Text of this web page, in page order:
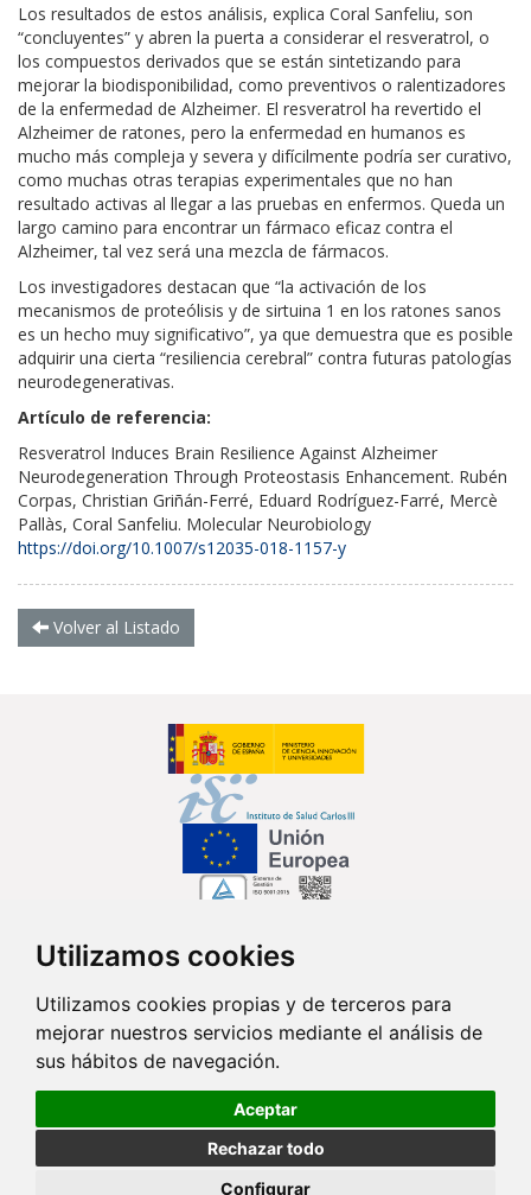
Utilizamos cookies
Utilizamos cookies propias y de terceros para
mejorar nuestros servicios mediante el análisis de
sus hábitos de navegación.
Aceptar
Rechazar todo
Configurar
Los resultados de estos análisis, explica Coral Sanfeliu, son
“concluyentes” y abren la puerta a considerar el resveratrol, o
los compuestos derivados que se están sintetizando para
mejorar la biodisponibilidad, como preventivos o ralentizadores
de la enfermedad de Alzheimer. El resveratrol ha revertido el
Alzheimer de ratones, pero la enfermedad en humanos es
mucho más compleja y severa y difícilmente podría ser curativo,
como muchas otras terapias experimentales que no han
resultado activas al llegar a las pruebas en enfermos. Queda un
largo camino para encontrar un fármaco eficaz contra el
Alzheimer, tal vez será una mezcla de fármacos.
Los investigadores destacan que “la activación de los
mecanismos de proteólisis y de sirtuina 1 en los ratones sanos
es un hecho muy significativo”, ya que demuestra que es posible
adquirir una cierta “resiliencia cerebral” contra futuras patologías
neurodegenerativas.
Artículo de referencia:
Resveratrol Induces Brain Resilience Against Alzheimer
Neurodegeneration Through Proteostasis Enhancement. Rubén
Corpas, Christian Griñán-Ferré, Eduard Rodríguez-Farré, Mercè
Pallàs, Coral Sanfeliu. Molecular Neurobiology
https://doi.org/10.1007/s12035-018-1157-y
Volver al Listado
Síguenos en...
Contacto
Av. Monforte de Lemos, 3-5. Pabellón 11. Planta 0 28029 Madrid
info@ciberisciii.es
Política de Privacidad